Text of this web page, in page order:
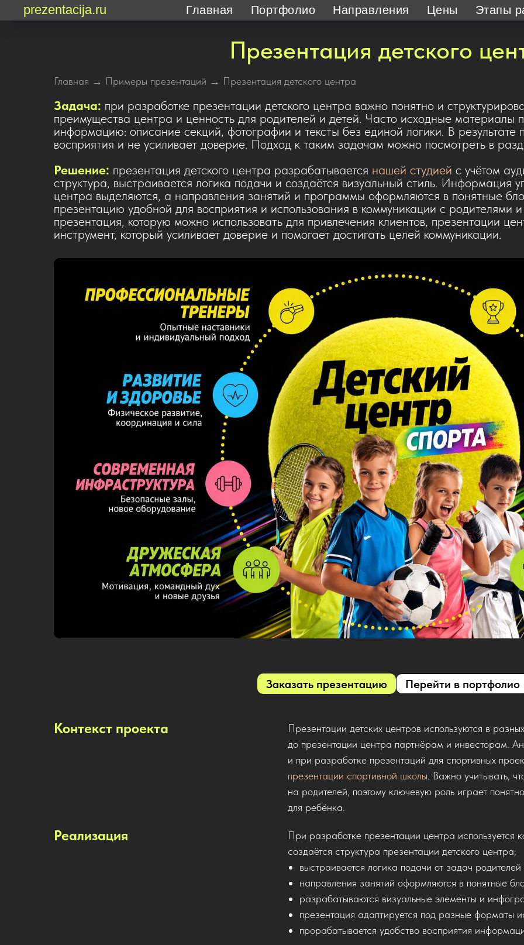
prezentacija.ru Главная Портфолио Направления Цены Этапы
Презентация детского
Главная → Примеры презентаций → Презентация детского центра
Задача: при разработке презентации детского центра важно понятно и
преимущества центра и ценность для родителей и детей. Часто исходные материалы
информацию: описание секций, фотографии и тексты без единой логики. В результате
восприятия и не усиливает доверие. Подход к таким задачам можно посмотреть в
Решение: презентация детского центра разрабатывается нашей студией с учётом
структура, выстраивается логика подачи и создаётся визуальный стиль. Информация
центра выделяются, а направления занятий и программы оформляются в понятные
презентацию удобной для восприятия и использования в коммуникации с родителями
презентация, которую можно использовать для привлечения клиентов, презентации
инструмент, который усиливает доверие и помогает достигать целей коммуникации.
Заказать презентацию Перейти в портфолио
Контекст проекта
Презентации детских центров используются в
до презентации центра партнёрам и инвесторам.
и при разработке презентаций для спортивных
презентации спортивной школы . Важно учитывать,
на родителей, поэтому ключевую роль играет
для ребёнка.
Реализация
При разработке презентации центра используется
создаётся структура презентации детского центра;
выстраивается логика подачи от задач
направления занятий оформляются в понятные
разрабатываются визуальные элементы и
презентация адаптируется под разные форматы
прорабатывается удобство восприятия